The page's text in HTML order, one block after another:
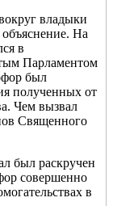
владыки
На
в
Парламентом
был
полученных от
Чем вызвал
Священного
был раскручен
совершенно
в